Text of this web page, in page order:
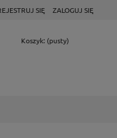
SIĘ ZALOGUJ SIĘ
Koszyk: (pusty)